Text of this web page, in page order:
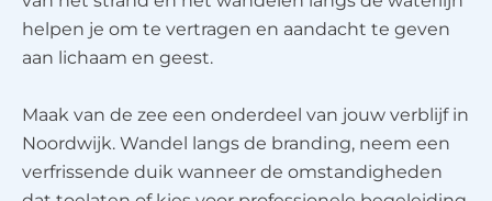
helpen je om te vertragen en aandacht te geven
aan lichaam en geest.
Maak van de zee een onderdeel van jouw verblijf in
Noordwijk. Wandel langs de branding, neem een
verfrissende duik wanneer de omstandigheden